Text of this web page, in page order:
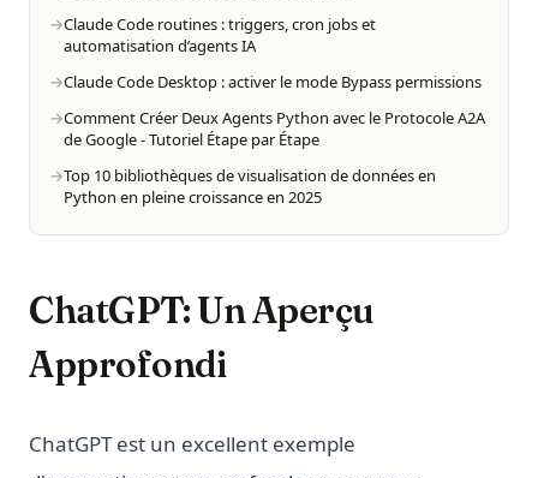
Claude Code routines : triggers, cron jobs et
automatisation d’agents IA
Claude Code Desktop : activer le mode Bypass permissions
Comment Créer Deux Agents Python avec le Protocole A2A
de Google - Tutoriel Étape par Étape
Top 10 bibliothèques de visualisation de données en
Python en pleine croissance en 2025
ChatGPT: Un Aperçu
Approfondi
ChatGPT est un excellent exemple